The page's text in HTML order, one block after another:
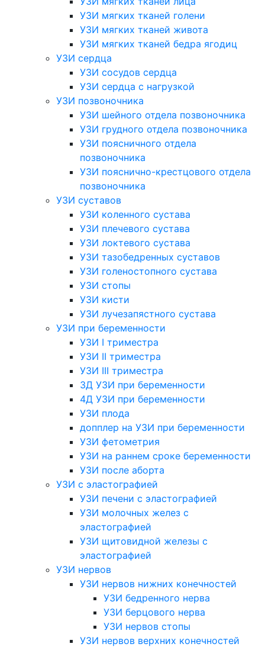
УЗИ мягких тканей голени
УЗИ мягких тканей живота
УЗИ мягких тканей бедра ягодиц
УЗИ сердца
УЗИ сосудов сердца
УЗИ сердца с нагрузкой
УЗИ позвоночника
УЗИ шейного отдела позвоночника
УЗИ грудного отдела позвоночника
УЗИ поясничного отдела
позвоночника
УЗИ пояснично-крестцового отдела
позвоночника
УЗИ суставов
УЗИ коленного сустава
УЗИ плечевого сустава
УЗИ локтевого сустава
УЗИ тазобедренных суставов
УЗИ голеностопного сустава
УЗИ стопы
УЗИ кисти
УЗИ лучезапястного сустава
УЗИ при беременности
УЗИ I триместра
УЗИ II триместра
УЗИ III триместра
3Д УЗИ при беременности
4Д УЗИ при беременности
УЗИ плода
допплер на УЗИ при беременности
УЗИ фетометрия
УЗИ на раннем сроке беременности
УЗИ после аборта
УЗИ с эластографией
УЗИ печени с эластографией
УЗИ молочных желез с
эластографией
УЗИ щитовидной железы с
эластографией
УЗИ нервов
УЗИ нервов нижних конечностей
УЗИ бедренного нерва
УЗИ берцового нерва
УЗИ нервов стопы
УЗИ нервов верхних конечностей